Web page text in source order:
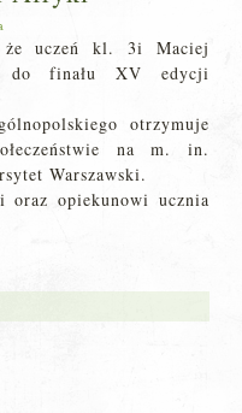
że uczeń kl. 3i Maciej
do finału XV edycji
otrzymuje
na m. in.
Warszawski.
oraz opiekunowi ucznia